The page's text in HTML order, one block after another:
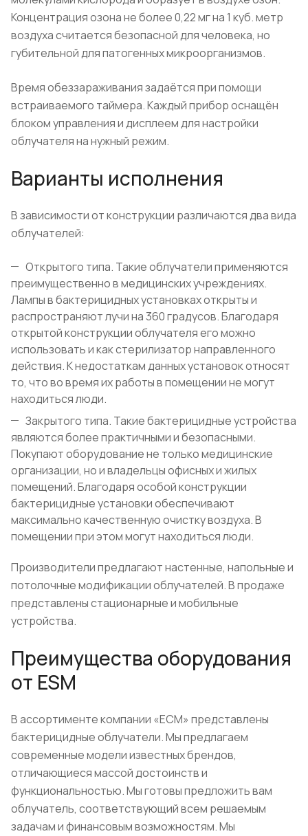
Концентрация озона не более 0,22 мг на 1 куб. метр
воздуха считается безопасной для человека, но
губительной для патогенных микроорганизмов.
Время обеззараживания задаётся при помощи
встраиваемого таймера. Каждый прибор оснащён
блоком управления и дисплеем для настройки
облучателя на нужный режим.
Варианты исполнения
В зависимости от конструкции различаются два вида
облучателей:
Открытого типа. Такие облучатели применяются
преимущественно в медицинских учреждениях.
Лампы в бактерицидных установках открыты и
распространяют лучи на 360 градусов. Благодаря
открытой конструкции облучателя его можно
использовать и как стерилизатор направленного
действия. К недостаткам данных установок относят
то, что во время их работы в помещении не могут
находиться люди.
Закрытого типа. Такие бактерицидные устройства
являются более практичными и безопасными.
Покупают оборудование не только медицинские
организации, но и владельцы офисных и жилых
помещений. Благодаря особой конструкции
бактерицидные установки обеспечивают
максимально качественную очистку воздуха. В
помещении при этом могут находиться люди.
Производители предлагают настенные, напольные и
потолочные модификации облучателей. В продаже
представлены стационарные и мобильные
устройства.
Преимущества оборудования
от ESM
В ассортименте компании «ЕСМ» представлены
бактерицидные облучатели. Мы предлагаем
современные модели известных брендов,
отличающиеся массой достоинств и
функциональностью. Мы готовы предложить вам
облучатель, соответствующий всем решаемым
задачам и финансовым возможностям. Мы